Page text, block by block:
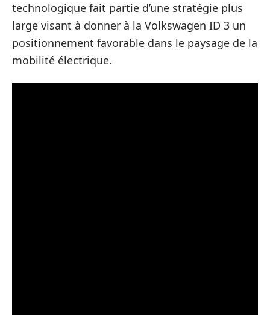
technologique fait partie d’une stratégie plus
large visant à donner à la Volkswagen ID 3 un
positionnement favorable dans le paysage de la
mobilité électrique.